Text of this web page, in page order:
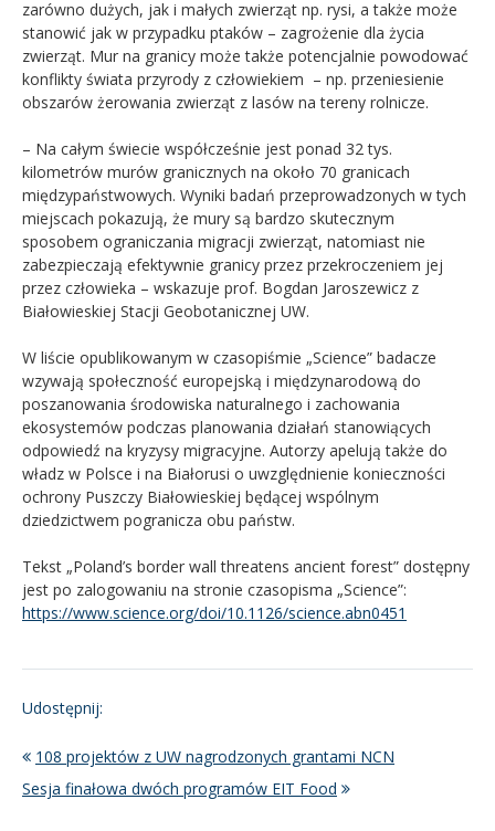
zarówno dużych, jak i małych zwierząt np. rysi, a także może
stanowić jak w przypadku ptaków – zagrożenie dla życia
zwierząt. Mur na granicy może także potencjalnie powodować
konflikty świata przyrody z człowiekiem – np. przeniesienie
obszarów żerowania zwierząt z lasów na tereny rolnicze.
– Na całym świecie współcześnie jest ponad 32 tys.
kilometrów murów granicznych na około 70 granicach
międzypaństwowych. Wyniki badań przeprowadzonych w tych
miejscach pokazują, że mury są bardzo skutecznym
sposobem ograniczania migracji zwierząt, natomiast nie
zabezpieczają efektywnie granicy przez przekroczeniem jej
przez człowieka – wskazuje prof. Bogdan Jaroszewicz z
Białowieskiej Stacji Geobotanicznej UW.
W liście opublikowanym w czasopiśmie „Science” badacze
wzywają społeczność europejską i międzynarodową do
poszanowania środowiska naturalnego i zachowania
ekosystemów podczas planowania działań stanowiących
odpowiedź na kryzysy migracyjne. Autorzy apelują także do
władz w Polsce i na Białorusi o uwzględnienie konieczności
ochrony Puszczy Białowieskiej będącej wspólnym
dziedzictwem pogranicza obu państw.
Tekst „Poland’s border wall threatens ancient forest” dostępny
jest po zalogowaniu na stronie czasopisma „Science”:
https://www.science.org/doi/10.1126/science.abn0451
Udostępnij:
108 projektów z UW nagrodzonych grantami NCN
Sesja finałowa dwóch programów EIT Food